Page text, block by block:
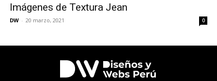
Imágenes de Textura Jean
DW - 20 marzo, 2021 0